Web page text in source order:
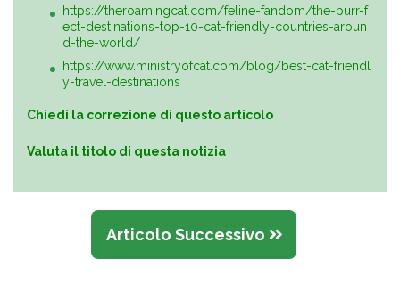
https://theroamingcat.com/feline-fandom/the-purr-f
ect-destinations-top-10-cat-friendly-countries-aroun
d-the-world/
https://www.ministryofcat.com/blog/best-cat-friendl
y-travel-destinations
Chiedi la correzione di questo articolo
Valuta il titolo di questa notizia
Articolo Successivo